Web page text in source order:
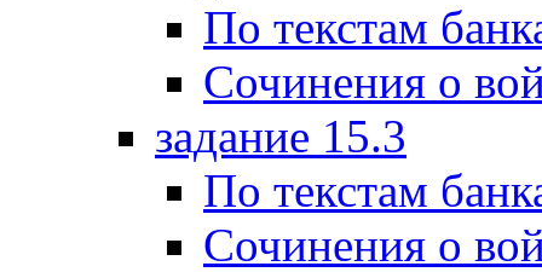
По текстам
Сочинения о
задание 15.3
По текстам
Сочинения о